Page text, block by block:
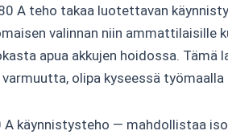
A teho takaa luotettavan
valinnan niin ammattilaisille
apua akkujen hoidossa. Tämä
varmuutta, olipa kyseessä
A käynnistysteho — mahdollistaa